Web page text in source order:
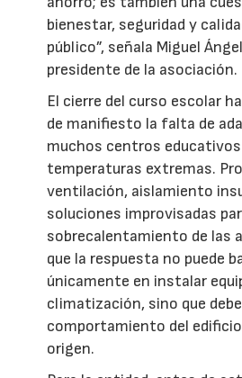
bienestar, seguridad y
público”, señala Miguel
presidente de la asociación.
El cierre del curso escolar
de manifiesto la falta de
muchos centros educativos
temperaturas extremas.
ventilación, aislamiento
soluciones improvisadas
sobrecalentamiento de las
que la respuesta no puede
únicamente en instalar
climatización, sino que
comportamiento del edificio
origen.